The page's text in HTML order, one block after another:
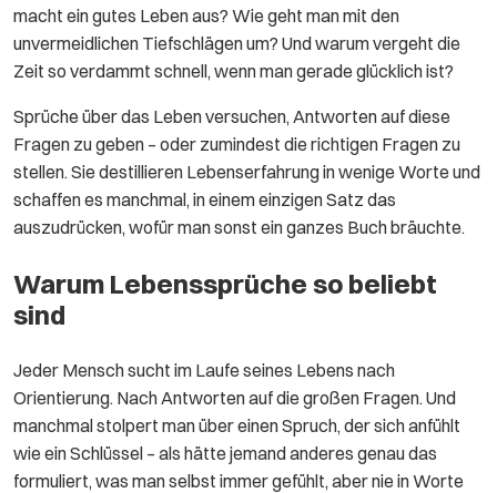
macht ein gutes Leben aus? Wie geht man mit den
unvermeidlichen Tiefschlägen um? Und warum vergeht die
Zeit so verdammt schnell, wenn man gerade glücklich ist?
Sprüche über das Leben versuchen, Antworten auf diese
Fragen zu geben – oder zumindest die richtigen Fragen zu
stellen. Sie destillieren Lebenserfahrung in wenige Worte und
schaffen es manchmal, in einem einzigen Satz das
auszudrücken, wofür man sonst ein ganzes Buch bräuchte.
Warum Lebenssprüche so beliebt
sind
Jeder Mensch sucht im Laufe seines Lebens nach
Orientierung. Nach Antworten auf die großen Fragen. Und
manchmal stolpert man über einen Spruch, der sich anfühlt
wie ein Schlüssel – als hätte jemand anderes genau das
formuliert, was man selbst immer gefühlt, aber nie in Worte